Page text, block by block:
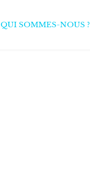
QUI SOMMES-NOUS ?